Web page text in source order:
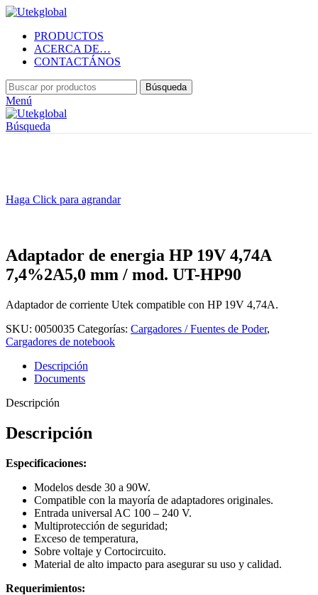
PRODUCTOS
ACERCA DE…
CONTACTÁNOS
Búsqueda
Menú
Búsqueda
Haga Click para agrandar
Adaptador de energia HP 19V 4,74A
7,4%2A5,0 mm / mod. UT-HP90
Adaptador de corriente Utek compatible con HP 19V 4,74A.
SKU: 0050035 Categorías: Cargadores / Fuentes de Poder,
Cargadores de notebook
Descripción
Documents
Descripción
Descripción
Especificaciones:
Modelos desde 30 a 90W.
Compatible con la mayoría de adaptadores originales.
Entrada universal AC 100 – 240 V.
Multiprotección de seguridad;
Exceso de temperatura,
Sobre voltaje y Cortocircuito.
Material de alto impacto para asegurar su uso y calidad.
Requerimientos: